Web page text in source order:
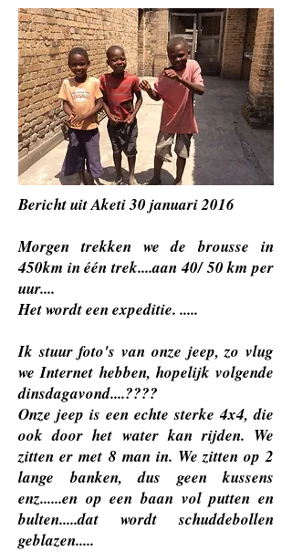
Bericht uit Aketi 30 januari 2016
Morgen trekken we de brousse in
450km in één trek....aan 40/ 50 km per
uur....
Het wordt een expeditie. .....
Ik stuur foto's van onze jeep, zo vlug
we Internet hebben, hopelijk volgende
dinsdagavond....????
Onze jeep is een echte sterke 4x4, die
ook door het water kan rijden. We
zitten er met 8 man in. We zitten op 2
lange banken, dus geen kussens
enz......en op een baan vol putten en
bulten.....dat wordt schuddebollen
geblazen.....